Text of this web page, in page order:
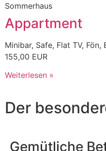
Sommerhaus
Appartment
Minibar, Safe, Flat TV, Fön,
155,00 EUR
Weiterlesen »
Der
Gemütliche